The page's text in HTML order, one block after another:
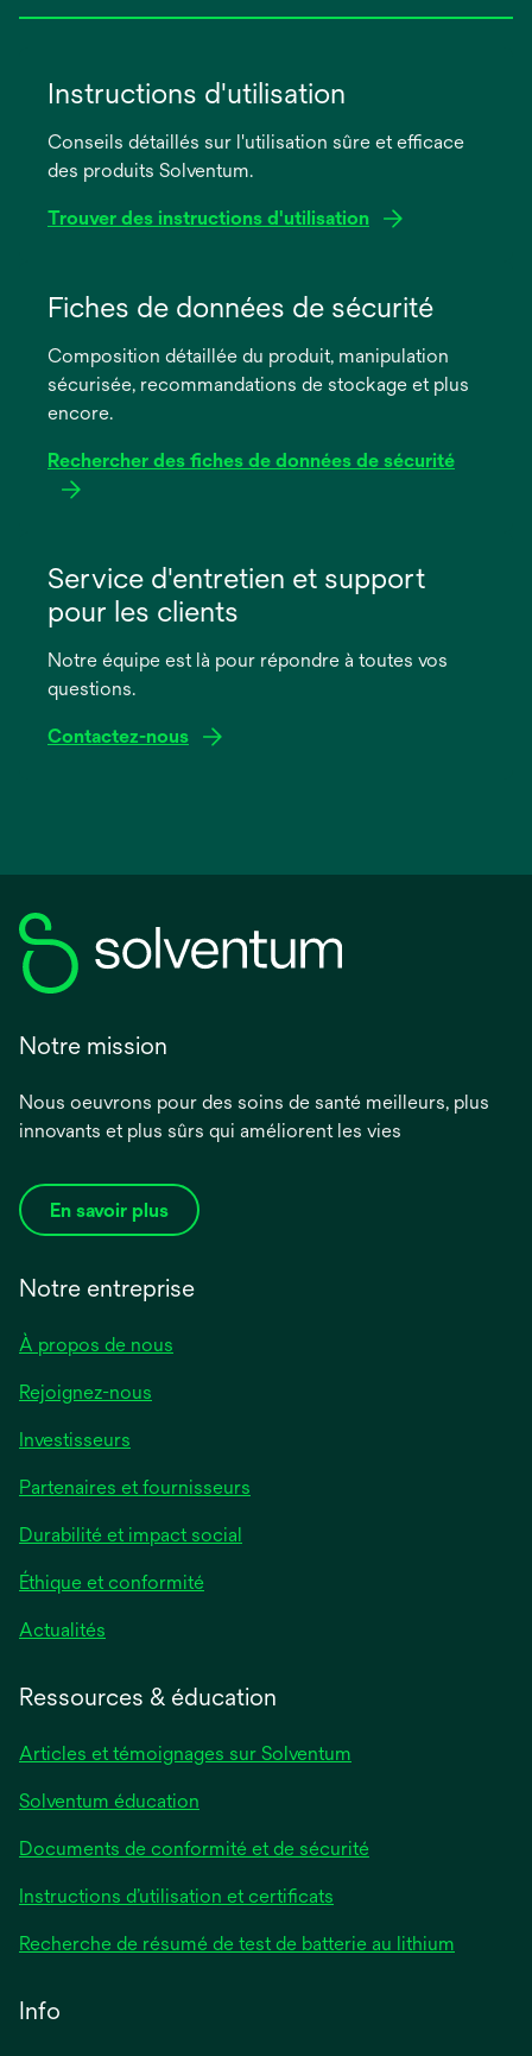
Instructions d'utilisation
Conseils détaillés sur l'utilisation sûre et efficace
des produits Solventum.
Trouver des instructions d'utilisation
dans
nouvel
onglet
Fiches de données de sécurité
Composition détaillée du produit, manipulation
sécurisée, recommandations de stockage et plus
encore.
Rechercher des fiches de données de sécurité
dans
nouvel
onglet
Service d'entretien et support
pour les clients
Notre équipe est là pour répondre à toutes vos
questions.
Contactez-nous
Notre mission
Nous oeuvrons pour des soins de santé meilleurs, plus
innovants et plus sûrs qui améliorent les vies
En savoir plus
Notre entreprise
À propos de nous
Rejoignez-nous
Investisseurs
Partenaires et fournisseurs
Durabilité et impact social
Éthique et conformité
Actualités
Ressources & éducation
Articles et témoignages sur Solventum
Solventum éducation
Documents de conformité et de sécurité
Instructions d’utilisation et certificats
Recherche de résumé de test de batterie au lithium
Info